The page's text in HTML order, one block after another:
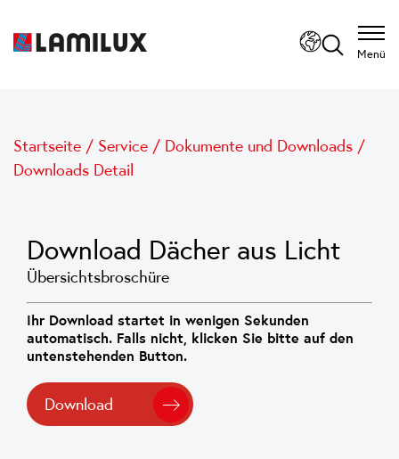
Menü
Startseite / Service / Dokumente und Downloads /
Downloads Detail
Download Dächer aus Licht
Übersichtsbroschüre
Ihr Download startet in wenigen Sekunden
automatisch. Falls nicht, klicken Sie bitte auf den
untenstehenden Button.
Download